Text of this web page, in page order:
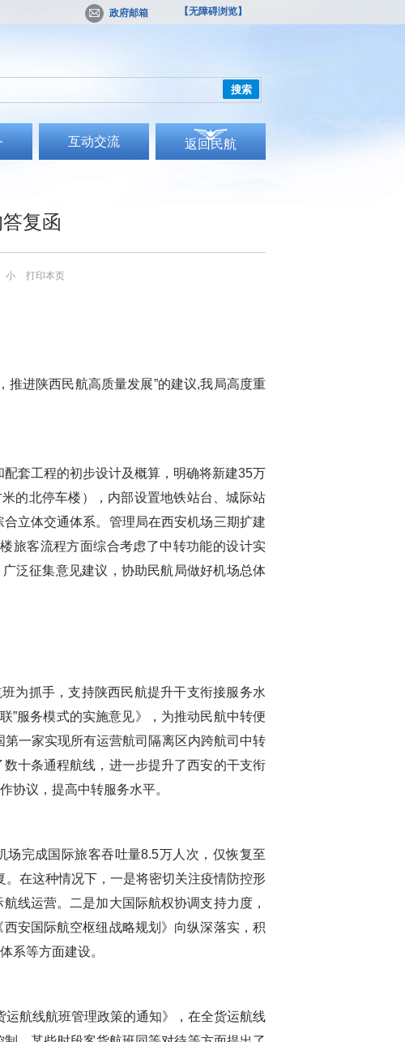
政府邮箱 【无障碍浏览】
搜索
互动交流 返回民航
复函
小 打印本页
进陕西民航高质量发展”的建议,我局高度重
套工程的初步设计及概算，明确将新建35万
的北停车楼），内部设置地铁站台、城际站
立体交通体系。管理局在西安机场三期扩建
旅客流程方面综合考虑了中转功能的设计实
泛征集意见建议，协助民航局做好机场总体
为抓手，支持陕西民航提升干支衔接服务水
”服务模式的实施意见》，为推动民航中转便
一家实现所有运营航司隔离区内跨航司中转
十条通程航线，进一步提升了西安的干支衔
协议，提高中转服务水平。
完成国际旅客吞吐量8.5万人次，仅恢复至
。在这种情况下， 一是将密切关注疫情防控形
线运营。
二是加大国际航权协调支持力度，
西安国际航空枢纽战略规划》向纵深落实，积
系等方面建设。
航线航班管理政策的通知》，在全货运航线